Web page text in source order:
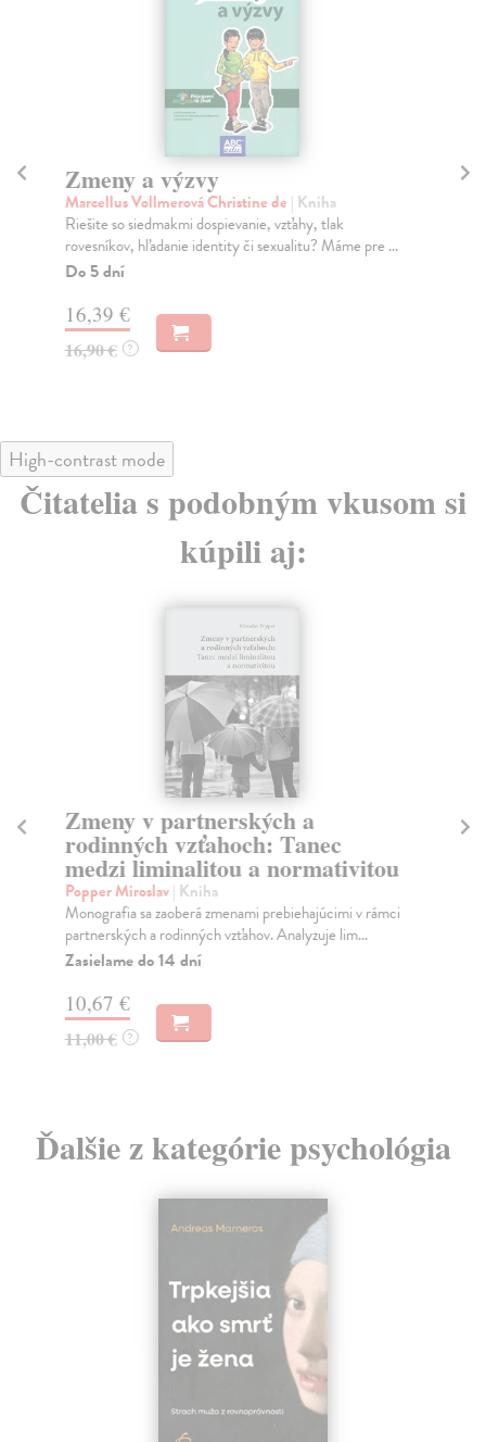
Zmeny a výzvy
Marcellus Vollmerová Christine de | Kniha
Riešite so siedmakmi dospievanie, vzťahy, tlak
rovesníkov, hľadanie identity či sexualitu? Máme pre ...
Do 5 dní
16,39 €
16,90 € ?
High-contrast mode
Čitatelia s podobným vkusom si
kúpili aj:
Zmeny v partnerských a
rodinných vzťahoch: Tanec
medzi liminalitou a normativitou
Popper Miroslav| Kniha
Monografia sa zaoberá zmenami prebiehajúcimi v rámci
partnerských a rodinných vzťahov. Analyzuje lim...
Zasielame do 14 dní
10,67 €
11,00 € ?
Ďalšie z kategórie psychológia